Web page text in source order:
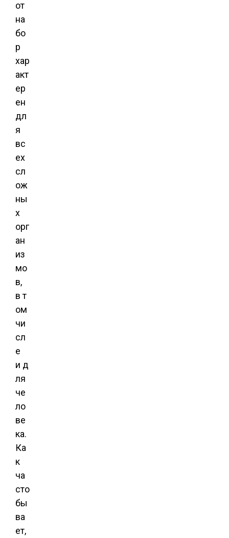
от
на
бо
р
хар
акт
ер
ен
дл
я
вс
ех
сл
ож
ны
х
орг
ан
из
мо
в,
в т
ом
чи
сл
е
и д
ля
че
ло
ве
ка.
Ка
к
ча
сто
бы
ва
ет,